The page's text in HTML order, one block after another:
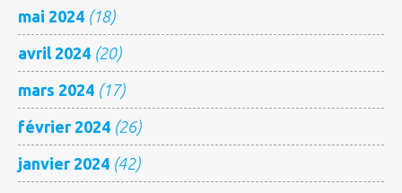
mai 2024 (18)
avril 2024 (20)
mars 2024 (17)
février 2024 (26)
janvier 2024 (42)